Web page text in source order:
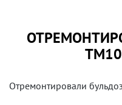
Отремонтировали